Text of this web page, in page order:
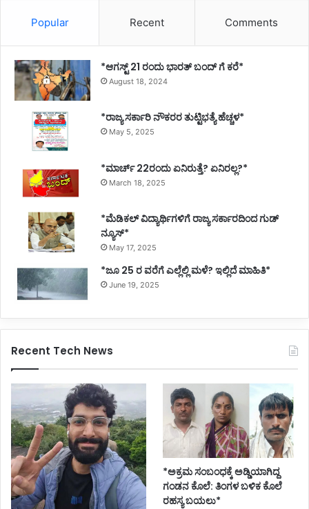
Popular Recent Comments
*ಆಗಸ್ಟ್ 21 ರಂದು ಭಾರತ್‌ ಬಂದ್‌ ಗೆ ಕರೆ*
August 18, 2024
*ರಾಜ್ಯ ಸರ್ಕಾರಿ ನೌಕರರ ತುಟ್ಟಿಭತ್ಯೆ ಹೆಚ್ಚಳ*
May 5, 2025
*ಮಾರ್ಚ್ 22ರಂದು ಏನಿರುತ್ತೆ? ಏನಿರಲ್ಲ?*
March 18, 2025
*ಮೆಡಿಕಲ್ ವಿದ್ಯಾರ್ಥಿಗಳಿಗೆ ರಾಜ್ಯ ಸರ್ಕಾರದಿಂದ ಗುಡ್
ನ್ಯೂಸ್*
May 17, 2025
*ಜೂ 25 ರ ವರೆಗೆ ಎಲ್ಲೆಲ್ಲಿ ಮಳೆ? ಇಲ್ಲಿದೆ ಮಾಹಿತಿ*
June 19, 2025
Recent Tech News
*ಅಕ್ರಮ ಸಂಬಂಧಕ್ಕೆ ಅಡ್ಡಿಯಾಗಿದ್ದ
ಗಂಡನ ಕೊಲೆ: ತಿಂಗಳ ಬಳಿಕ ಕೊಲೆ
ರಹಸ್ಯ ಬಯಲು*